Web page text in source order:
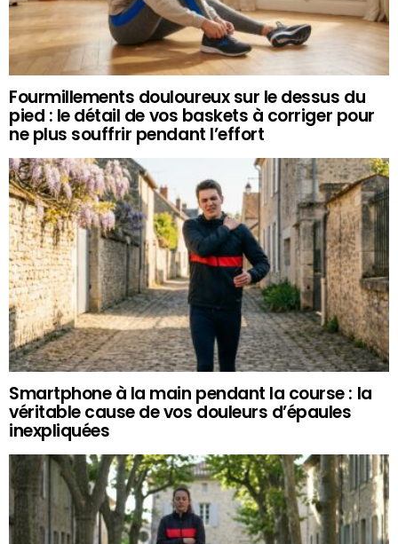
Fourmillements douloureux sur le dessus du
pied : le détail de vos baskets à corriger pour
ne plus souffrir pendant l’effort
Smartphone à la main pendant la course : la
véritable cause de vos douleurs d’épaules
inexpliquées